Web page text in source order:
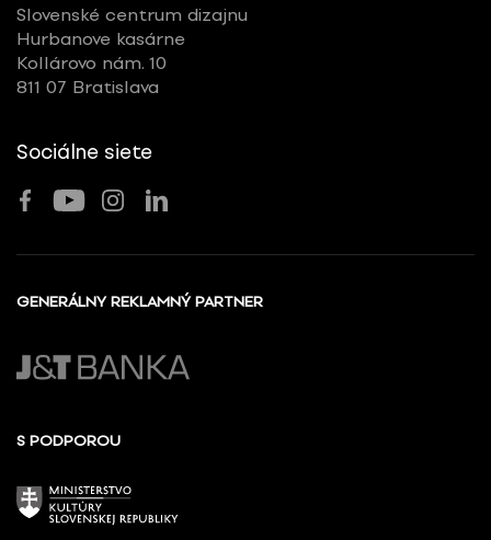
Slovenské centrum dizajnu
Hurbanove kasárne
Kollárovo nám. 10
811 07 Bratislava
Sociálne siete
GENERÁLNY REKLAMNÝ PARTNER
S PODPOROU